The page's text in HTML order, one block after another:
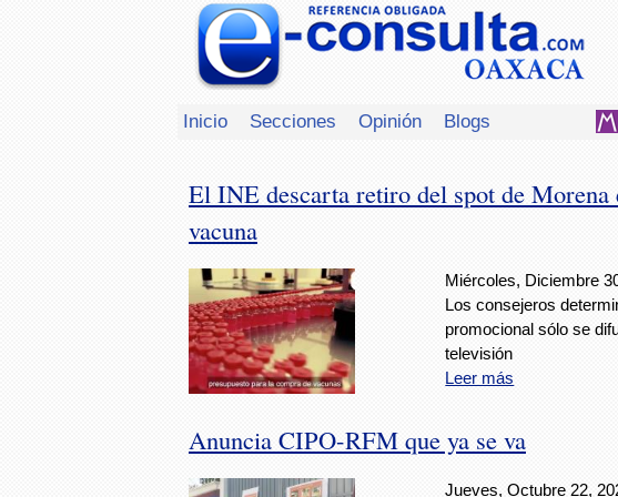
Inicio Secciones Opinión Blogs
El INE descarta retiro del spot de Morena
vacuna
Miércoles, Diciembre
Los consejeros
promocional sólo se
televisión
Leer más
Anuncia CIPO-RFM que ya se va
Jueves, Octubre 22,